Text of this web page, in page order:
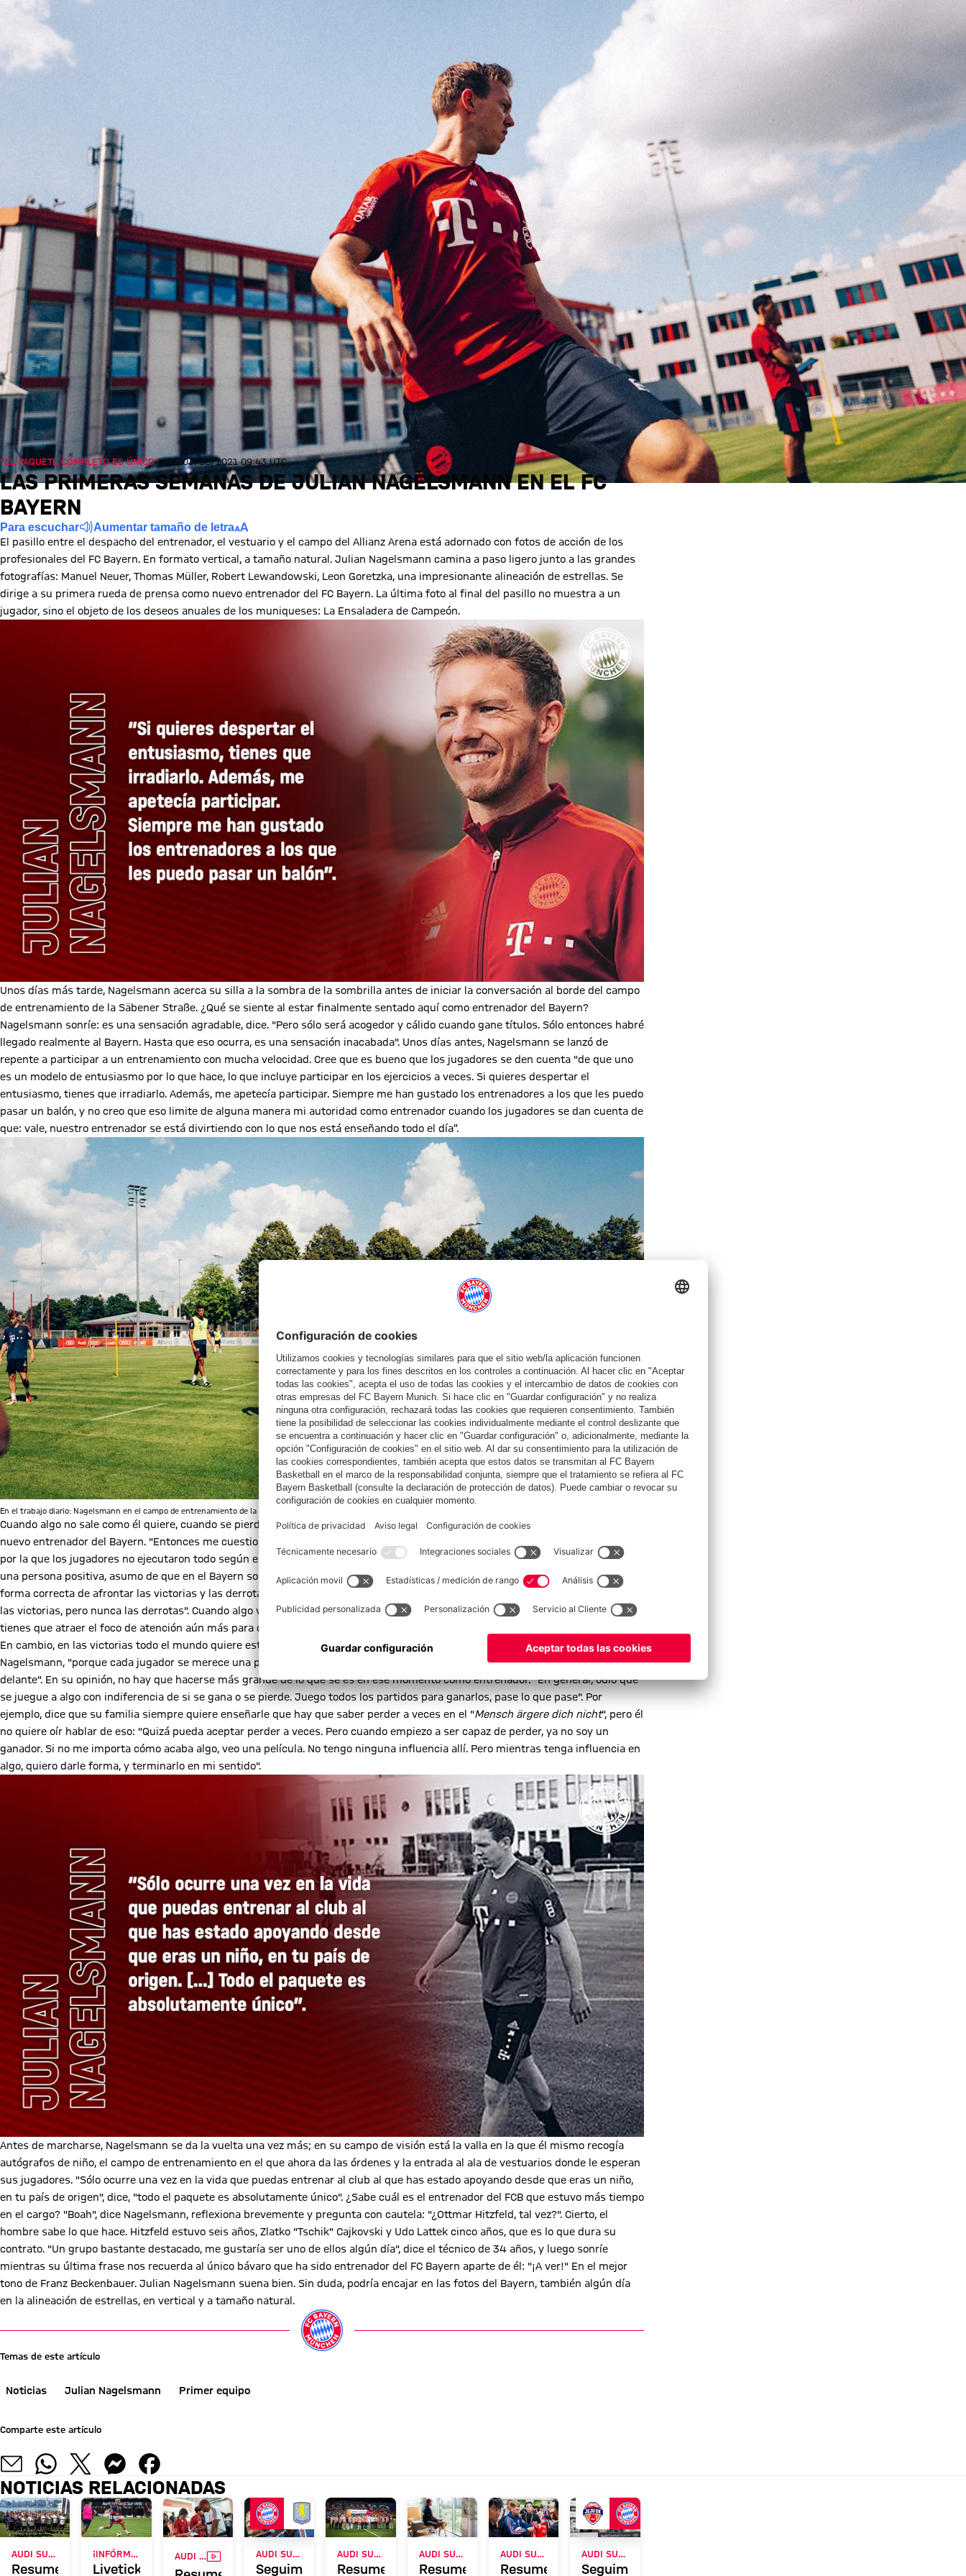
"EL PAQUETE COMPLETO ES ÚNICO"mar., 03/08/2021 09:43 UTC
LAS PRIMERAS SEMANAS DE JULIAN NAGELSMANN EN EL FC
BAYERN
Para escuchar Aumentar tamaño de letra
El pasillo entre el despacho del entrenador, el vestuario y el campo del Allianz Arena está adornado con fotos de acción de los
profesionales del FC Bayern. En formato vertical, a tamaño natural. Julian Nagelsmann camina a paso ligero junto a las grandes
fotografías: Manuel Neuer, Thomas Müller, Robert Lewandowski, Leon Goretzka, una impresionante alineación de estrellas. Se
dirige a su primera rueda de prensa como nuevo entrenador del FC Bayern. La última foto al final del pasillo no muestra a un
jugador, sino el objeto de los deseos anuales de los muniqueses: La Ensaladera de Campeón.
Unos días más tarde, Nagelsmann acerca su silla a la sombra de la sombrilla antes de iniciar la conversación al borde del campo
de entrenamiento de la Säbener Straße. ¿Qué se siente al estar finalmente sentado aquí como entrenador del Bayern?
Nagelsmann sonríe: es una sensación agradable, dice. "Pero sólo será acogedor y cálido cuando gane títulos. Sólo entonces habré
llegado realmente al Bayern. Hasta que eso ocurra, es una sensación inacabada". Unos días antes, Nagelsmann se lanzó de
repente a participar a un entrenamiento con mucha velocidad. Cree que es bueno que los jugadores se den cuenta "de que uno
es un modelo de entusiasmo por lo que hace, lo que incluye participar en los ejercicios a veces. Si quieres despertar el
entusiasmo, tienes que irradiarlo. Además, me apetecía participar. Siempre me han gustado los entrenadores a los que les puedo
pasar un balón, y no creo que eso limite de alguna manera mi autoridad como entrenador cuando los jugadores se dan cuenta de
que: vale, nuestro entrenador se está divirtiendo con lo que nos está enseñando todo el día”.
En el trabajo diario: Nagelsmann en el campo de entrenamiento de la Säbener Straße
Cuando algo no sale como él quiere, cuando se pierde un partido o una sesión no convence, por ejemplo, "me corroe", dice el
nuevo entrenador del Bayern. "Entonces me cuestiono cuál fue el problema: si cometí errores de contenido y si esa es la razón
por la que los jugadores no ejecutaron todo según el plan". ¿El mejor antídoto? Nagelsmann sonríe: "Fácil, no pierdas. Y como soy
una persona positiva, asumo de que en el Bayern solemos ganar mucho más a menudo de lo que perdemos". En cuanto a la
forma correcta de afrontar las victorias y las derrotas, una vez escuchó una frase que todavía hoy se toma a pecho: "Comparte
las victorias, pero nunca las derrotas". Cuando algo va mal, nadie quiere saber nada, explica, "pero entonces tú, como entrenador,
tienes que atraer el foco de atención aún más para demostrar que lo tienes todo bajo control y que sabes lo que hay que hacer".
En cambio, en las victorias todo el mundo quiere estar en el foco, y como entrenador siempre da un paso atrás, describe
Nagelsmann, "porque cada jugador se merece una parte del foco. Es entonces cuando doy un paso atrás y dejo a los chicos
delante". En su opinión, no hay que hacerse más grande de lo que se es en ese momento como entrenador. "En general, odio que
se juegue a algo con indiferencia de si se gana o se pierde. Juego todos los partidos para ganarlos, pase lo que pase". Por
ejemplo, dice que su familia siempre quiere enseñarle que hay que saber perder a veces en el "Mensch ärgere dich nicht", pero él
no quiere oír hablar de eso: "Quizá pueda aceptar perder a veces. Pero cuando empiezo a ser capaz de perder, ya no soy un
ganador. Si no me importa cómo acaba algo, veo una película. No tengo ninguna influencia allí. Pero mientras tenga influencia en
algo, quiero darle forma, y terminarlo en mi sentido".
Antes de marcharse, Nagelsmann se da la vuelta una vez más; en su campo de visión está la valla en la que él mismo recogía
autógrafos de niño, el campo de entrenamiento en el que ahora da las órdenes y la entrada al ala de vestuarios donde le esperan
sus jugadores. "Sólo ocurre una vez en la vida que puedas entrenar al club al que has estado apoyando desde que eras un niño,
en tu país de origen", dice, "todo el paquete es absolutamente único". ¿Sabe cuál es el entrenador del FCB que estuvo más tiempo
en el cargo? "Boah", dice Nagelsmann, reflexiona brevemente y pregunta con cautela: "¿Ottmar Hitzfeld, tal vez?". Cierto, el
hombre sabe lo que hace. Hitzfeld estuvo seis años, Zlatko "Tschik" Cajkovski y Udo Lattek cinco años, que es lo que dura su
contrato. "Un grupo bastante destacado, me gustaría ser uno de ellos algún día", dice el técnico de 34 años, y luego sonríe
mientras su última frase nos recuerda al único bávaro que ha sido entrenador del FC Bayern aparte de él: "¡A ver!" En el mejor
tono de Franz Beckenbauer. Julian Nagelsmann suena bien. Sin duda, podría encajar en las fotos del Bayern, también algún día
en la alineación de estrellas, en vertical y a tamaño natural.
Temas de este artículo
Noticias Julian Nagelsmann Primer equipo
Comparte este artículo
NOTICIAS RELACIONADAS
Resumen: Liveticker
AUDI SUMMER TOUR 2026VÍDEO
Seguimiento,Resumen: Resumen: Resumen: Seguimiento,